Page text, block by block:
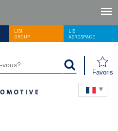
LISI
GROUP
LISI
AEROSPACE
Favoris